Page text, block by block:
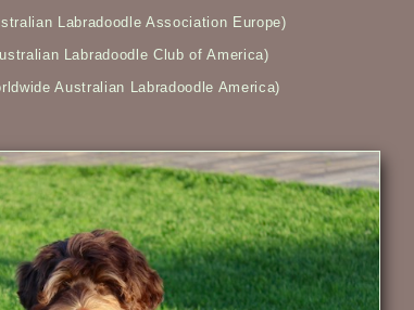
Labradoodle Association Europe)
Labradoodle Club of America)
Australian Labradoodle America)